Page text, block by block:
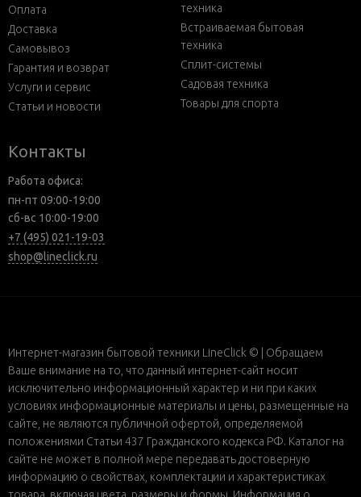
Оплата
Доставка
Самовывоз
Гарантия и возврат
Услуги и сервис
Статьи и новости
техника
Встраиваемая бытовая
техника
Сплит-системы
Садовая техника
Товары для спорта
Контакты
Работа офиса:
пн-пт 09:00-19:00
сб-вс 10:00-19:00
+7 (495) 021-19-03
shop@lineclick.ru
Интернет-магазин бытовой техники LineClick © | Обращаем
Ваше внимание на то, что данный интернет-сайт носит
исключительно информационный характер и ни при каких
условиях информационные материалы и цены, размещенные на
сайте, не являются публичной офертой, определяемой
положениями Статьи 437 Гражданского кодекса РФ. Каталог на
сайте не может в полной мере передавать достоверную
информацию о свойствах, комплектации и характеристиках